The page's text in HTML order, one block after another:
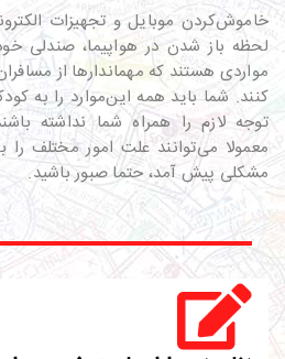
خاموش‌کردن موبایل و تجهیزات
لحظه‌ باز شدن در هواپیما، صندلی
مواردی هستند که مهما‌ندارها از
کنند. شما باید همه این‌موارد را به
توجه لازم را همراه شما نداشته
معمولا می‌توانند علت امور مختلف را
مشکلی پیش آمد، حتما صبور باشید.